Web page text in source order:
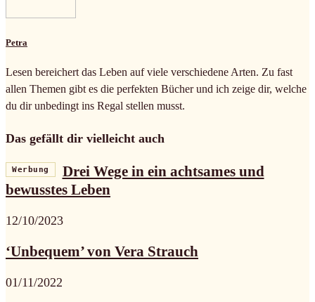
Petra
Lesen bereichert das Leben auf viele verschiedene Arten. Zu fast
allen Themen gibt es die perfekten Bücher und ich zeige dir, welche
du dir unbedingt ins Regal stellen musst.
Das gefällt dir vielleicht auch
Werbung
Drei Wege in ein achtsames und
bewusstes Leben
12/10/2023
‘Unbequem’ von Vera Strauch
01/11/2022